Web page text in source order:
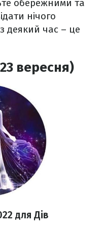
обережними та
нічого
деякий час – це
вересня)
для Дів